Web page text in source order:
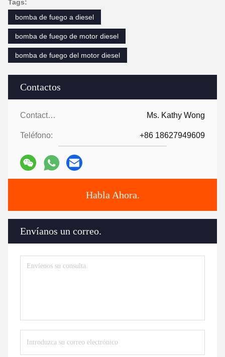
Contactos
Contactos: Ms. Kathy Wong
Teléfono: +86 18627949609
Habla Ahora.
Envíanos un correo.
Tags:
bomba de fuego a diesel
bomba de fuego de motor diesel
bomba de fuego del motor diesel